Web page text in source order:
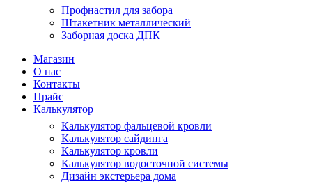
Профнастил для забора
Штакетник металлический
Заборная доска ДПК
Магазин
О нас
Контакты
Прайс
Калькулятор
Калькулятор фальцевой кровли
Калькулятор сайдинга
Калькулятор кровли
Калькулятор водосточной системы
Дизайн экстерьера дома